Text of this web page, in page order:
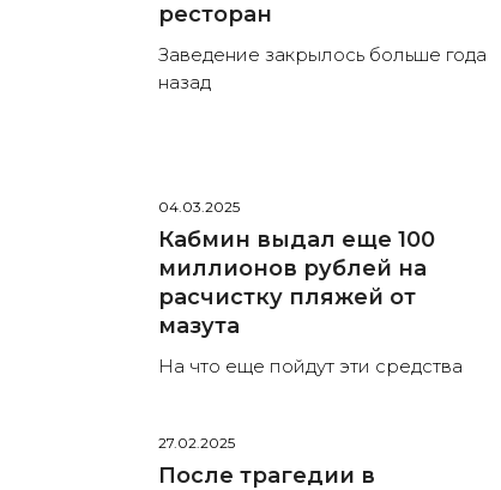
ресторан
Заведение закрылось больше года
назад
04.03.2025
Кабмин выдал еще 100
миллионов рублей на
расчистку пляжей от
мазута
На что еще пойдут эти средства
27.02.2025
После трагедии в